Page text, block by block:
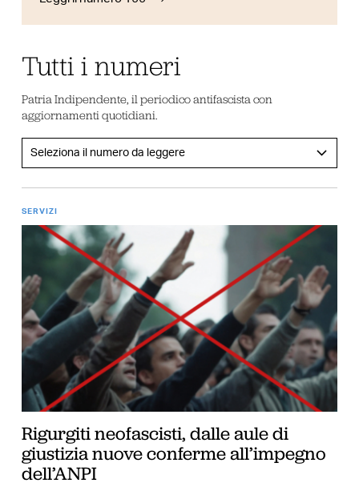
Tutti i numeri
Patria Indipendente, il periodico antifascista con
aggiornamenti quotidiani.
SERVIZI
Rigurgiti neofascisti, dalle aule di
giustizia nuove conferme all’impegno
dell’ANPI